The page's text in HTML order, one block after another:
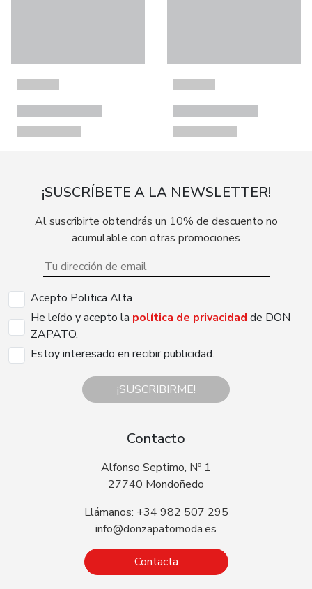
¡SUSCRÍBETE A LA NEWSLETTER!
Al suscribirte obtendrás un 10% de descuento no
acumulable con otras promociones
Acepto Politica Alta
He leído y acepto la política de privacidad de DON
ZAPATO.
Estoy interesado en recibir publicidad.
¡SUSCRIBIRME!
Contacto
Alfonso Septimo, Nº 1
27740 Mondoñedo
Llámanos: +34 982 507 295
info@donzapatomoda.es
Contacta